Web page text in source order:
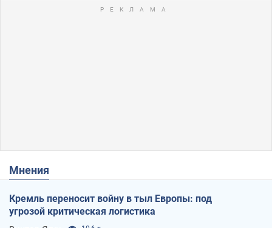
Мнения
Кремль переносит войну в тыл Европы: под
угрозой критическая логистика